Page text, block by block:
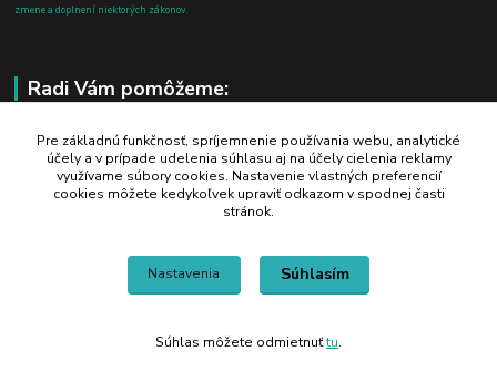
zmene a doplnení niektorých zákonov.
Radi Vám pomôžeme:
+421 908 700 612
po-pia: 8.00 - 16.00
business@jtf.sk
Pre základnú funkčnosť, spríjemnenie používania webu, analytické
účely a v prípade udelenia súhlasu aj na účely cielenia reklamy
využívame súbory cookies. Nastavenie vlastných preferencií
cookies môžete kedykoľvek upraviť odkazom v spodnej časti
stránok.
Nastavenia Súhlasím
Súhlas môžete odmietnuťtu.